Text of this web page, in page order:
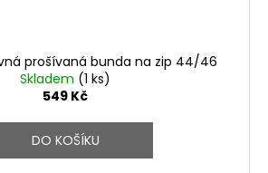
prošívaná bunda na zip 44/46
Skladem (1 ks)
549 Kč
DO KOŠÍKU